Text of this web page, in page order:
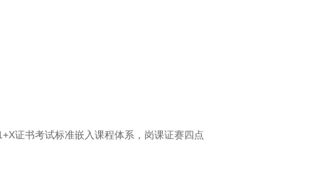
证书考试标准嵌入课程体系，岗课证赛四点